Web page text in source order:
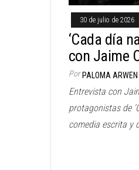
30 de julio de 2026
‘Cada día
con Jaime
Por PALOMA ARWEN
Entrevista con
protagonistas de
comedia escrita y